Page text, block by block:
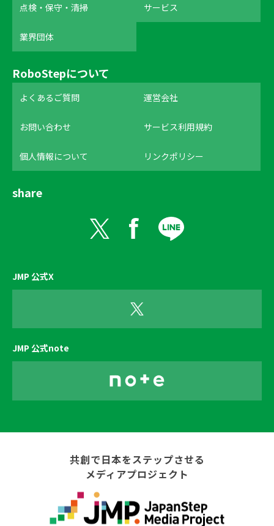
点検・保守・清掃 サービス
業界団体
RoboStepについて
よくあるご質問 運営会社
お問い合わせ サービス利用規約
個人情報について リンクポリシー
share
JMP 公式X
JMP 公式note
共創で日本をステップさせる
メディアプロジェクト